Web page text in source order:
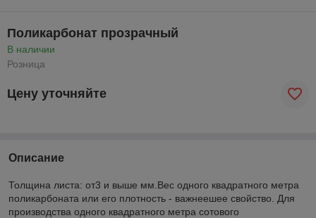
Поликарбонат прозрачный
В наличии
Розница
Цену уточняйте
Описание
Толщина листа: от3 и выше мм.Вес одного квадратного метра
поликарбоната или его плотность - важнеешее свойство. Для
производства одного квадратного метра сотового